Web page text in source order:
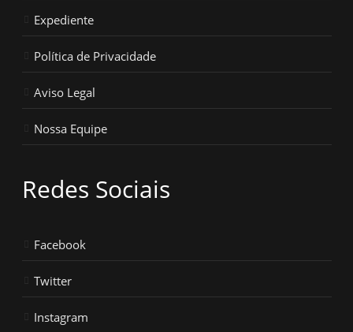
Expediente
Política de Privacidade
Aviso Legal
Nossa Equipe
Redes Sociais
Facebook
Twitter
Instagram